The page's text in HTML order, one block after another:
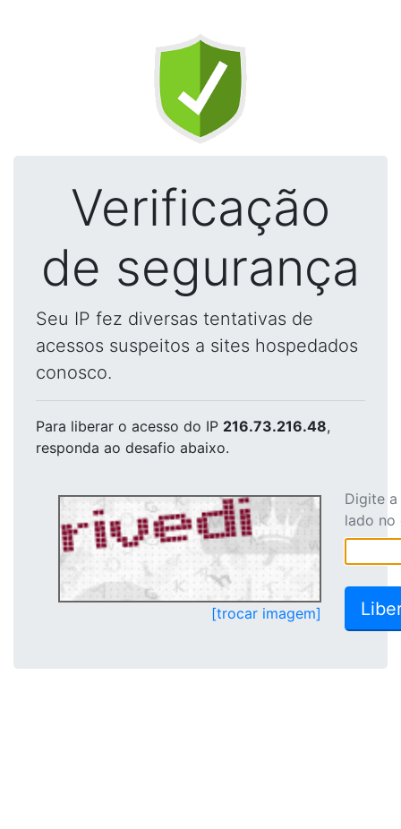
Verificação
de segurança
Seu IP fez diversas tentativas de
acessos suspeitos a sites hospedados
conosco.
Para liberar o acesso do IP 216.73.216.48,
responda ao desafio abaixo.
[trocar imagem]
Digite
lado no